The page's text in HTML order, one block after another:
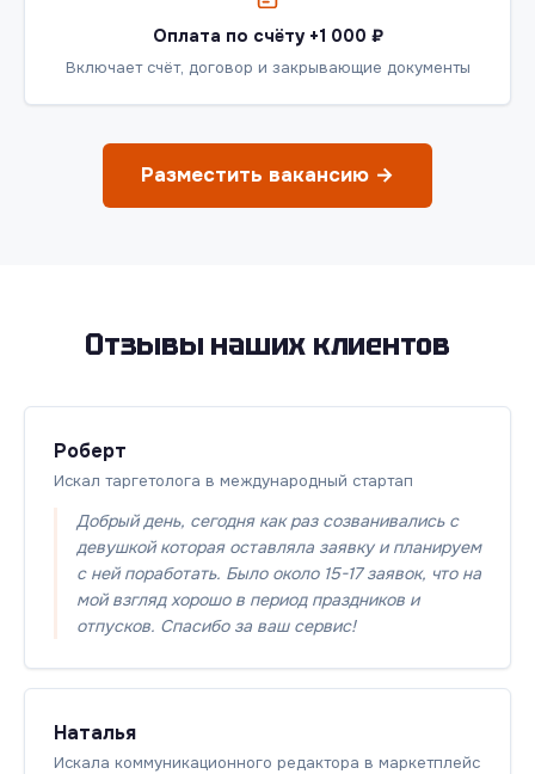
Оплата по счёту +1 000 ₽
Включает счёт, договор и закрывающие документы
Разместить вакансию →
Отзывы наших клиентов
Роберт
Искал таргетолога в международный стартап
Добрый день, сегодня как раз созванивались с
девушкой которая оставляла заявку и планируем
с ней поработать. Было около 15-17 заявок, что на
мой взгляд хорошо в период праздников и
отпусков. Спасибо за ваш сервис!
Наталья
Искала коммуникационного редактора в маркетплейс